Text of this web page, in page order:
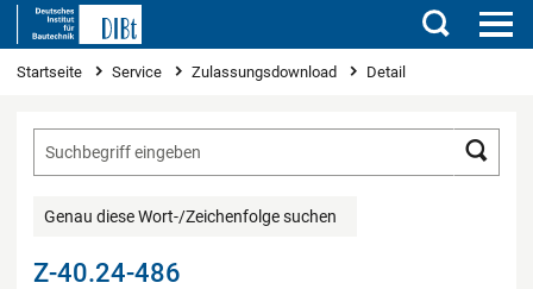
Suchen
Sie sind hier
Startseite Service Zulassungsdownload Detail
Genau diese Wort-/Zeichenfolge suchen
Z-40.24-486